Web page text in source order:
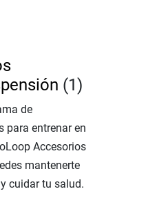
(1)
de
para entrenar en
Accesorios
mantenerte
cuidar tu salud.